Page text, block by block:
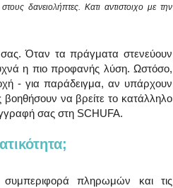
δανειολήπτες. Κατι αντιστοιχο με την
Όταν τα πράγματα στενεύουν
η πιο προφανής λύση. Ωστόσο,
- για παράδειγμα, αν υπάρχουν
να βρείτε το κατάλληλο
σας στη SCHUFA.
πληρωμών και τις